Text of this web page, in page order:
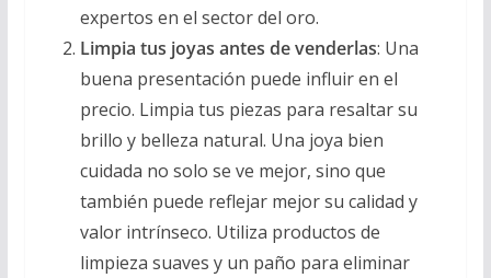
expertos en el sector del oro.
Limpia tus joyas antes de venderlas: Una
buena presentación puede influir en el
precio. Limpia tus piezas para resaltar su
brillo y belleza natural. Una joya bien
cuidada no solo se ve mejor, sino que
también puede reflejar mejor su calidad y
valor intrínseco. Utiliza productos de
limpieza suaves y un paño para eliminar